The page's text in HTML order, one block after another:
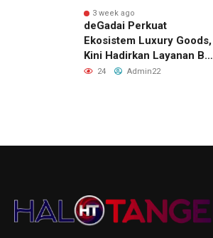
3 week ago
deGadai Perkuat
Ekosistem Luxury Goods,
Kini Hadirkan Layanan Beli
Tas, Titip Jual, dan Gadai
24 Admin22